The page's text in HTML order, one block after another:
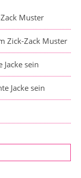
Muster
Zick-Zack Muster
Jacke sein
Jacke sein